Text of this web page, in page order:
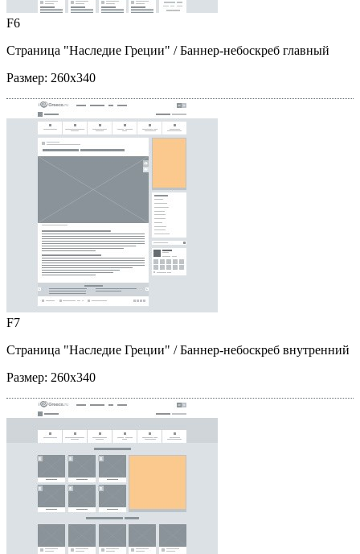
F6
Страница "Наследие Греции" / Баннер-небоскреб главный
Размер: 260x340
F7
Страница "Наследие Греции" / Баннер-небоскреб внутренний
Размер: 260x340